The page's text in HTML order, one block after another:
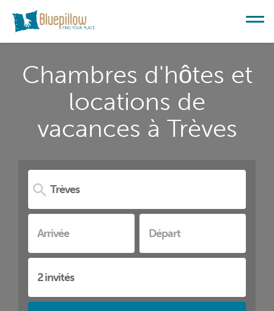
Chambres d'hôtes et
locations de
vacances à Trèves